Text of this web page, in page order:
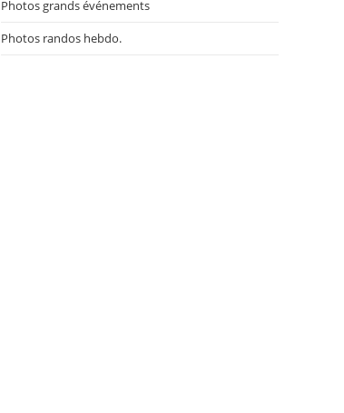
Photos grands événements
Photos randos hebdo.